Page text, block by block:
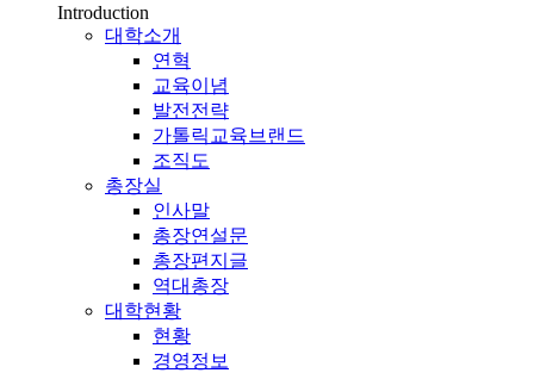
Introduction
대학소개
연혁
교육이념
발전전략
가톨릭교육브랜드
조직도
총장실
인사말
총장연설문
총장편지글
역대총장
대학현황
현황
경영정보